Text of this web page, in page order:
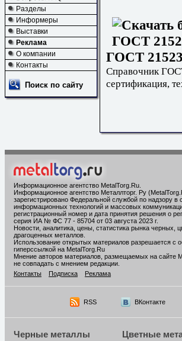
Разделы
Информеры
Выставки
Реклама
О компании
Контакты
Поиск по сайту
ГОСТ
Справочник
сертификация,
Информационное агентство MetalTorg.Ru
Информационное агентство Металлторг. Ру
зарегистрировано Федеральной службой по надзору в
информационных технологий и массовых
регистрационный номер и дата принятия решения о
серия ИА № ФС 77 - 85704 от 03 августа 2023 г.
Новости, аналитика, цены, статистика рынка черных,
драгоценных металлов.
Использование открытых материалов разрешается с
гиперссылкой на MetalTorg.Ru
Мнение авторов материалов, размещаемых на сайте
не совпадать с мнением редакции.
Контакты
Подписка Реклама
RSS ВКонтакте
Черные металлы Цветные